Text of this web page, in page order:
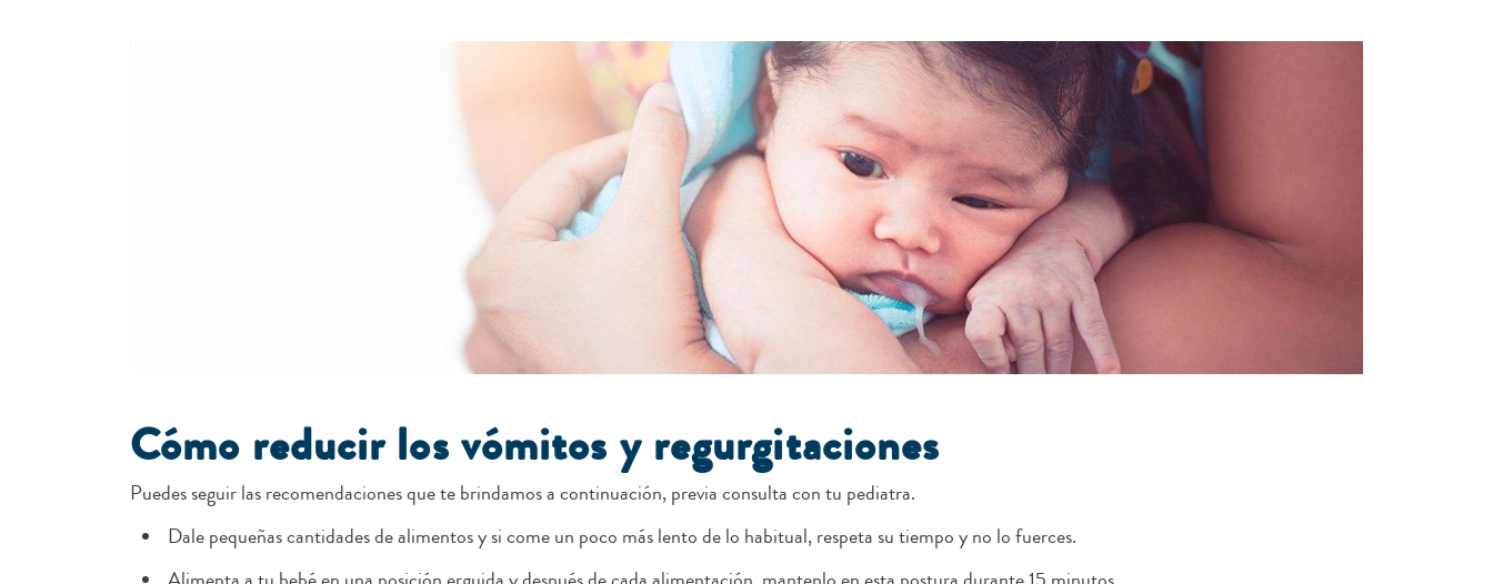
Cómo reducir los vómitos y regurgitaciones
Puedes seguir las recomendaciones que te brindamos a continuación, previa consulta con tu pediatra.
Dale pequeñas cantidades de alimentos y si come un poco más lento de lo habitual, respeta su tiempo y no lo fuerces.